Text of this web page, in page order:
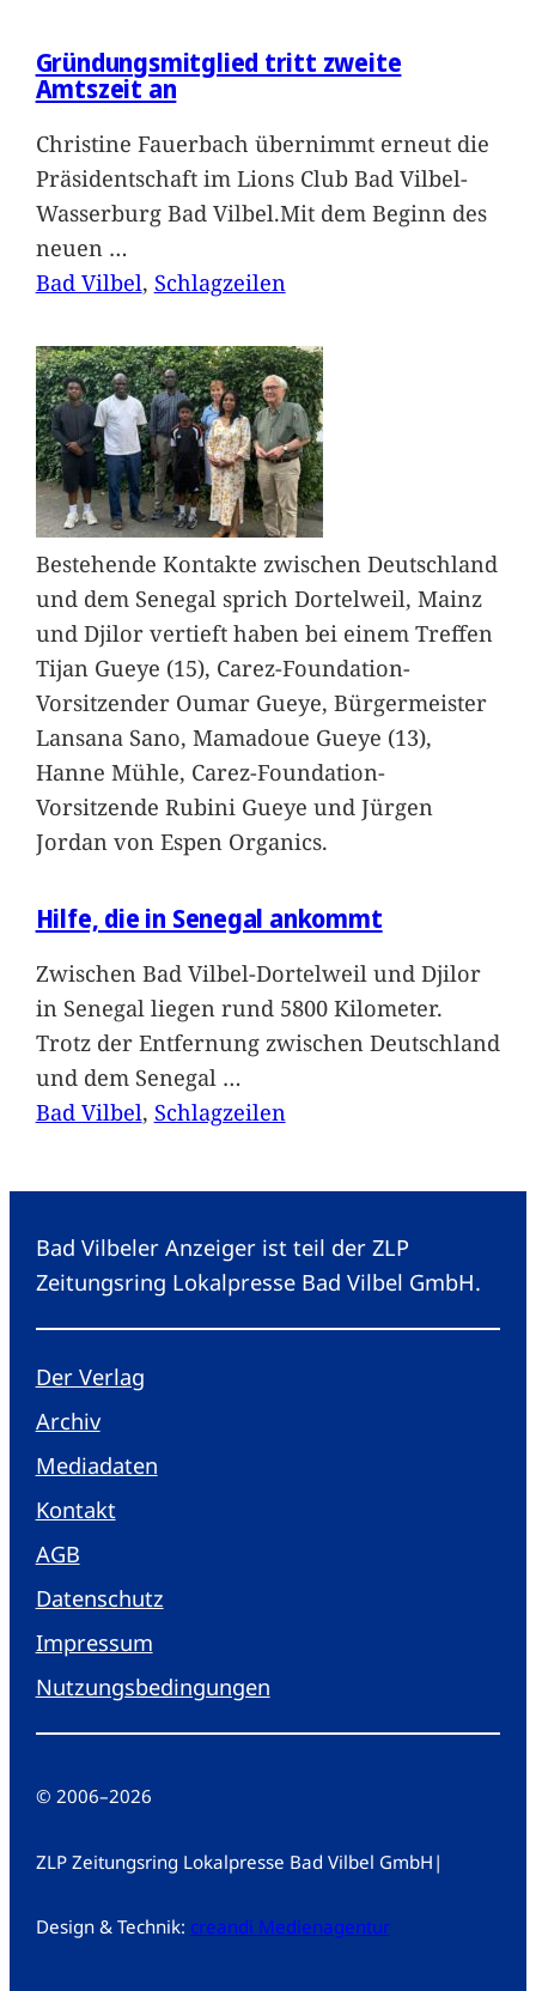
Gründungsmitglied tritt zweite
Amtszeit an
Christine Fauerbach übernimmt erneut die
Präsidentschaft im Lions Club Bad Vilbel-
Wasserburg Bad Vilbel.Mit dem Beginn des
neuen …
Bad Vilbel, Schlagzeilen
Bestehende Kontakte zwischen Deutschland
und dem Senegal sprich Dortelweil, Mainz
und Djilor vertieft haben bei einem Treffen
Tijan Gueye (15), Carez-Foundation-
Vorsitzender Oumar Gueye, Bürgermeister
Lansana Sano, Mamadoue Gueye (13),
Hanne Mühle, Carez-Foundation-
Vorsitzende Rubini Gueye und Jürgen
Jordan von Espen Organics.
Hilfe, die in Senegal ankommt
Zwischen Bad Vilbel-Dortelweil und Djilor
in Senegal liegen rund 5800 Kilometer.
Trotz der Entfernung zwischen Deutschland
und dem Senegal …
Bad Vilbel, Schlagzeilen
Bad Vilbeler Anzeiger ist teil der ZLP
Zeitungsring Lokalpresse Bad Vilbel GmbH.
Der Verlag
Archiv
Mediadaten
Kontakt
AGB
Datenschutz
Impressum
Nutzungsbedingungen
© 2006–2026
ZLP Zeitungsring Lokalpresse Bad Vilbel GmbH |
Design & Technik: creandi Medienagentur